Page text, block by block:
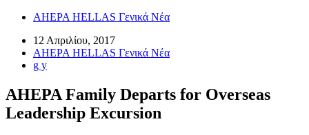
AHEPA HELLAS Γενικά Νέα
12 Απριλίου, 2017
AHEPA HELLAS Γενικά Νέα
g y
AHEPA Family Departs for Overseas
Leadership Excursion